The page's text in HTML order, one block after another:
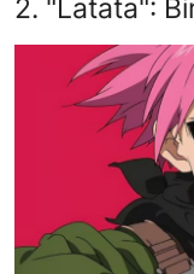
2. "Latata":